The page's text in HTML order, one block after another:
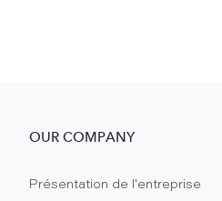
OUR COMPANY
Présentation de l'entreprise